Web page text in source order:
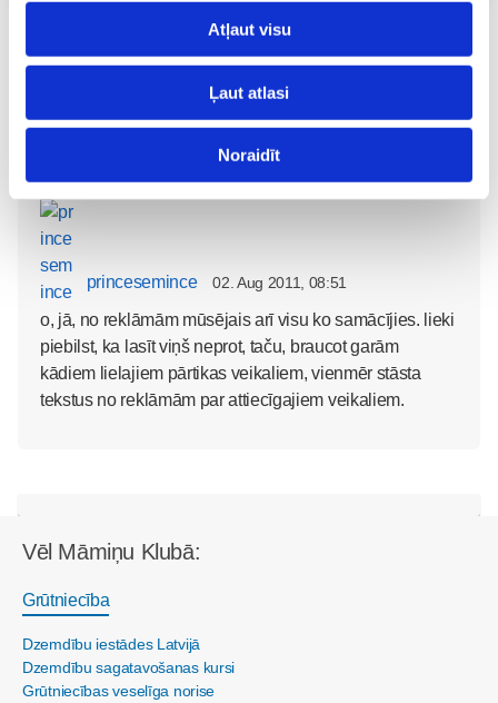
Atļaut visu
Ļaut atlasi
Noraidīt
princesemince 02. Aug 2011, 08:51
o, jā, no reklāmām mūsējais arī visu ko samācījies. lieki
piebilst, ka lasīt viņš neprot, taču, braucot garām
kādiem lielajiem pārtikas veikaliem, vienmēr stāsta
tekstus no reklāmām par attiecīgajiem veikaliem.
Vēl Māmiņu Klubā:
Grūtniecība
Dzemdību iestādes Latvijā
Dzemdību sagatavošanas kursi
Grūtniecības veselīga norise